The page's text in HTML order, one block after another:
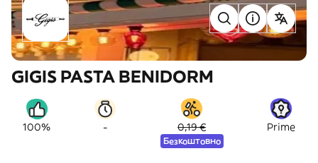
GIGIS PASTA BENIDORM
100% - 0,19 €
Безкоштовно
Prime